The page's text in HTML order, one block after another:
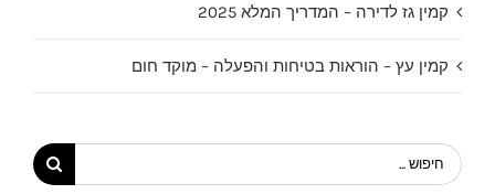
קמין גז לדירה – המדריך המלא 2025
קמין עץ – הוראות בטיחות והפעלה – מוקד חום
חיפוש...